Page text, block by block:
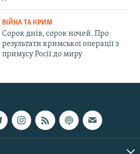
ВІЙНА ТА КРИМ
Сорок днів, сорок ночей. Про
результати кримської операції з
примусу Росії до миру